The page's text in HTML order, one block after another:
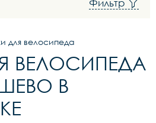
Фильтр
для велосипеда
ВЕЛОСИПЕДА
В